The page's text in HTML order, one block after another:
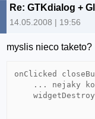
14.05.2008 | 19:56
myslis nieco taketo?
onClicked
... nejaky